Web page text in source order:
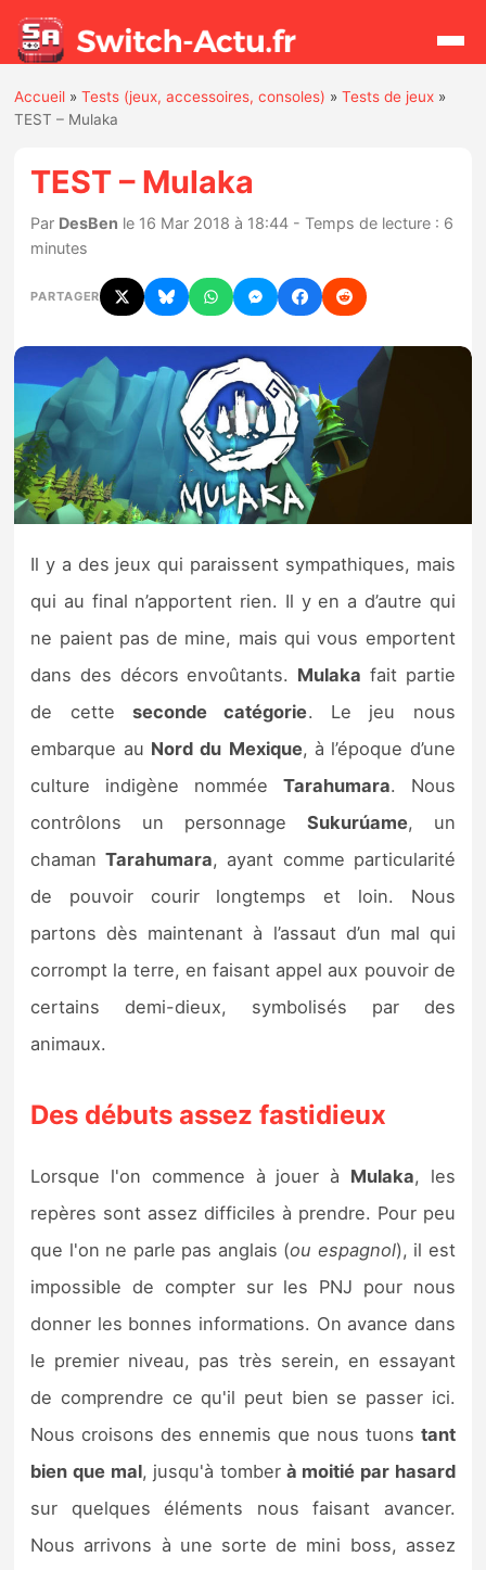
Actualités
Jeux
Hardware
Mises à jour
Chiffres de ventes
Rumeurs
Nintendo Direct
Tests et previews
Tests de jeux
Tests d’accessoires
Autres tests
Previews
Précommandes
Précommandes jeux Switch 2
Sorties de jeux
Bons plans
Guides
Accueil »Tests (jeux, accessoires, consoles) »Tests de jeux »
TEST – Mulaka
TEST – Mulaka
Par DesBen le 16 Mar 2018 à 18:44 - Temps de lecture : 6
minutes
PARTAGER
Il y a des jeux qui paraissent sympathiques, mais
qui au final n’apportent rien. Il y en a d’autre qui
ne paient pas de mine, mais qui vous emportent
dans des décors envoûtants. Mulaka fait partie
de cetteseconde catégorie. Le jeu nous
embarque au Nord du Mexique, à l’époque d’une
culture indigène nommée Tarahumara. Nous
contrôlons un personnage Sukurúame, un
chamanTarahumara, ayant comme particularité
de pouvoir courir longtemps et loin. Nous
partons dès maintenant à l’assaut d’un mal qui
corrompt la terre, en faisant appel aux pouvoir de
certains demi-dieux, symbolisés par des
animaux.
Des débuts assez fastidieux
Lorsque l'on commence à jouer à Mulaka, les
repères sont assez difficiles à prendre. Pour peu
que l'on ne parle pas anglais (ou espagnol), il est
impossible de compter sur les PNJ pour nous
donner les bonnes informations. On avance dans
le premier niveau, pas très serein, en essayant
de comprendre ce qu'il peut bien se passer ici.
Nous croisons des ennemis que nous tuons tant
bien que mal, jusqu'à tomberà moitié par hasard
sur quelques éléments nous faisant avancer.
Nous arrivons à une sorte de mini boss, assez